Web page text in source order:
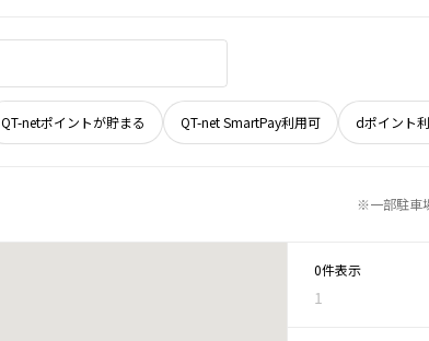
QT-netポイントが貯まる QT-net SmartPay利用可 dポイント
※一部駐車
0件表示
1